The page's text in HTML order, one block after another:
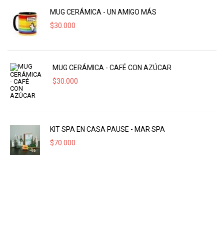
MUG CERÁMICA - UN AMIGO MÁS
$30.000
MUG CERÁMICA - CAFÉ CON AZÚCAR
$30.000
KIT SPA EN CASA PAUSE - MAR SPA
$70.000